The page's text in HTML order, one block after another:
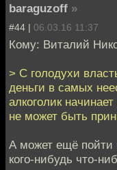
baraguzoff »
#44 | 06.03.16 11:37
Кому: Виталий
> С голодухи
деньги в самых
алкоголик
не может быть
А может ещё пойти
кого-нибудь что-